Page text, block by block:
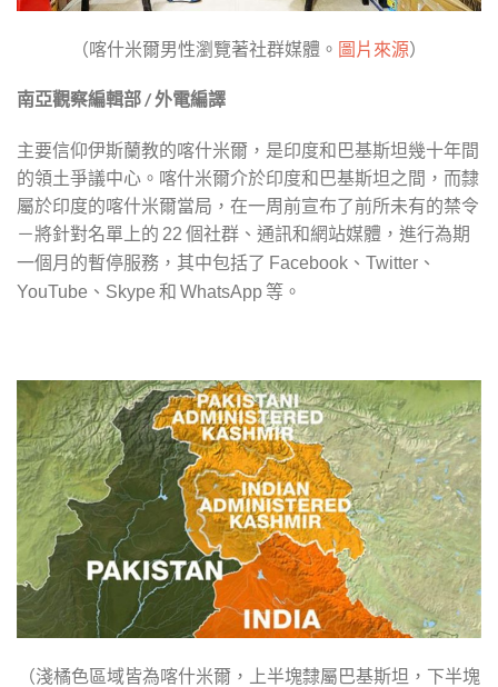
（喀什米爾男性瀏覽著社群媒體。 圖片來源）
南亞觀察編輯部 / 外電編譯
主要信仰伊斯蘭教的喀什米爾，是印度和巴基斯坦幾十年間
的領土爭議中心。喀什米爾介於印度和巴基斯坦之間，而隸
屬於印度的喀什米爾當局，在一周前宣布了前所未有的禁令
－將針對名單上的 22 個社群、通訊和網站媒體，進行為期
一個月的暫停服務，其中包括了 Facebook 、 Twitter 、
YouTube 、 Skype 和 WhatsApp 等。
（淺橘色區域皆為喀什米爾，上半塊隸屬巴基斯坦，下半塊